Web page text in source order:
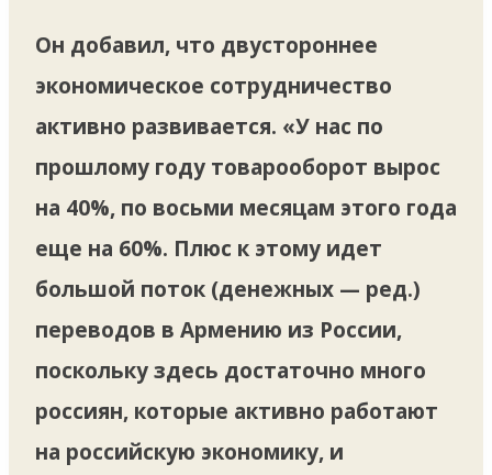
Он добавил, что двустороннее
экономическое сотрудничество
активно развивается. «У нас по
прошлому году товарооборот вырос
на 40%, по восьми месяцам этого года
еще на 60%. Плюс к этому идет
большой поток (денежных — ред.)
переводов в Армению из России,
поскольку здесь достаточно много
россиян, которые активно работают
на российскую экономику, и